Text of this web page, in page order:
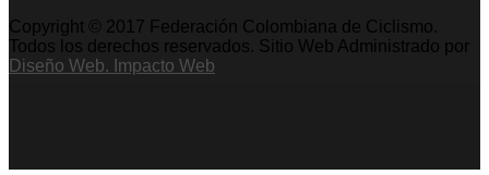
Copyright © 2017 Federación Colombiana de Ciclismo.
Todos los derechos reservados. Sitio Web Administrado por
Diseño Web. Impacto Web